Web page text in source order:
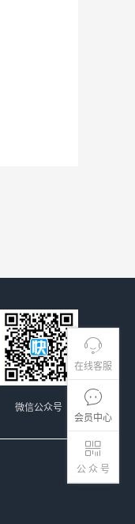
在线客服
会员中心
公 众 号
微信公众号